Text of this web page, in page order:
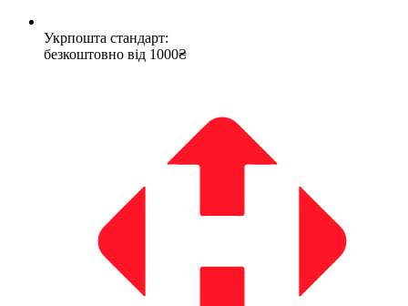
Укрпошта стандарт:
безкоштовно від 1000₴